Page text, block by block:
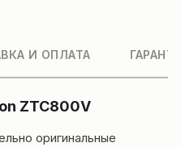
И ОПЛАТА
ZTC800V
оригинальные